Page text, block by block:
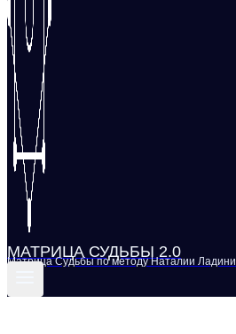
МАТРИЦА СУДЬБЫ 2.0
Матрица Судьбы по методу Наталии Ладини